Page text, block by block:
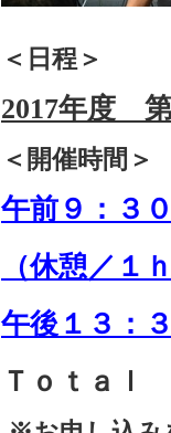
＜日程＞
2017年度
＜開催時間＞
午前９：３
（休憩／
午後１３：
Ｔｏｔａ